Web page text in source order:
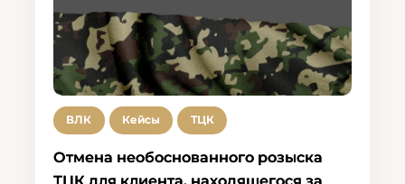
ВЛК Кейсы ТЦК
Отмена необоснованного розыска